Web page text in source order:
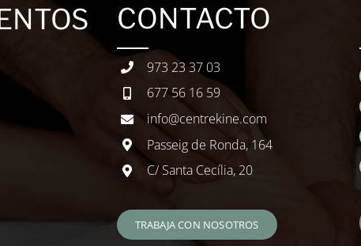
CONTACTO
973 23 37 03
677 56 16 59
info@centrekine.com
Passeig de Ronda, 164
C/ Santa Cecília, 20
TRABAJA CON NOSOTROS